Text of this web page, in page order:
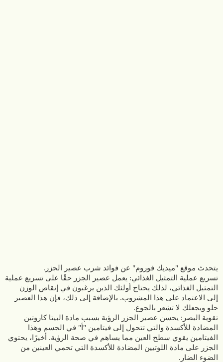
يتحدث موقع "ميديك فوروم" عن فوائد شرب عصير الجزر.
تسريع عملية التمثيل الغذائي: يعمل عصير الجزر حقًا على تسريع عملية
التمثيل الغذائي، لذلك يحتاج أولئك الذين يرغبون في إنقاص الوزن
إلى الاعتماد على هذا المشروب. بالإضافة إلى ذلك، فإن هذا العصير
حلو ويجعلك لا تشعر بالجوع.
تقوية البصر: يحسن عصير الجزر الرؤية بسبب مادة البيتا كاروتين
المضادة للأكسدة والتي تتحول إلى فيتامين "أ" في الجسم وهذا
الفيتامين يقوي سطح العين مما يساهم في صحة الرؤية. أخيرًا، يحتوي
الجزر على مادة اللوتيين المضادة للأكسدة التي تحمي العينين من
الضوء الضار.